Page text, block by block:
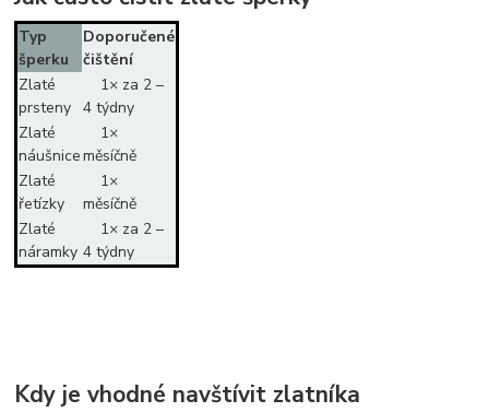
Typ
šperku
Doporučené
čištění
Zlaté
prsteny
1× za 2 –
4 týdny
Zlaté
náušnice
1×
měsíčně
Zlaté
řetízky
1×
měsíčně
Zlaté
náramky
1× za 2 –
4 týdny
Kdy je vhodné navštívit zlatníka